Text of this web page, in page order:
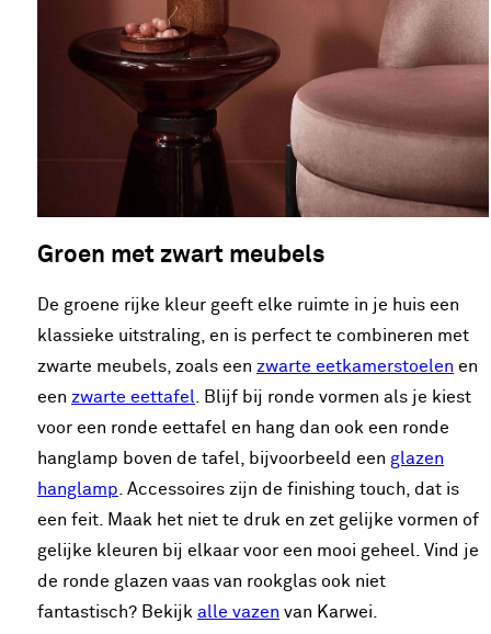
Groen met zwart meubels
De groene rijke kleur geeft elke ruimte in je huis een
klassieke uitstraling, en is perfect te combineren met
zwarte meubels, zoals een zwarte eetkamerstoelen en
een zwarte eettafel
. Blijf bij ronde vormen als je kiest
voor een ronde eettafel en hang dan ook een ronde
hanglamp boven de tafel, bijvoorbeeld een glazen
hanglamp . Accessoires zijn de finishing touch, dat is
een feit. Maak het niet te druk en zet gelijke vormen of
gelijke kleuren bij elkaar voor een mooi geheel. Vind je
de ronde glazen vaas van rookglas ook niet
fantastisch? Bekijk alle vazen van Karwei.